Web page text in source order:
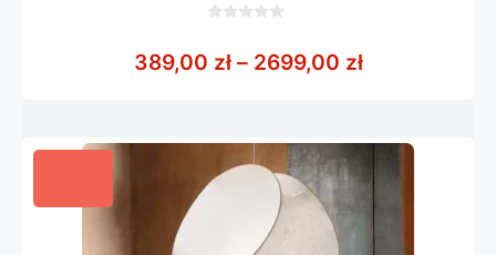
5
389,00 zł – 2699,00 złZakres cen: